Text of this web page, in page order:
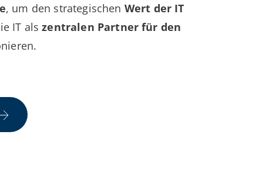
, um den strategischen Wert der IT
IT alszentralen Partner für den